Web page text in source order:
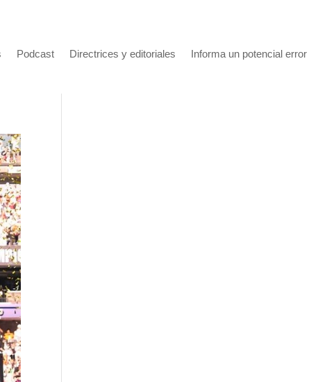
Podcast Directrices y editoriales Informa un potencial error